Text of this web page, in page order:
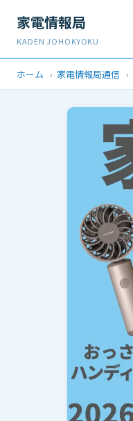
家電情報局
KADEN JOHOKYOKU
ホーム › 家電情報局通信 ›